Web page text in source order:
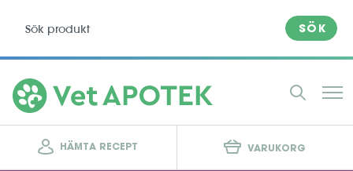
SÖK
HÄMTA RECEPT VARUKORG